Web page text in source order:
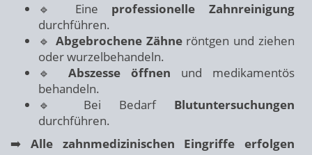
🔹 Eine professionelle Zahnreinigung
durchführen.
🔹 Abgebrochene Zähneröntgen und ziehen
oder wurzelbehandeln.
🔹 Abszesse öffnen und medikamentös
behandeln.
🔹 Bei Bedarf Blutuntersuchungen
durchführen.
➡️ Alle zahnmedizinischen Eingriffe erfolgen